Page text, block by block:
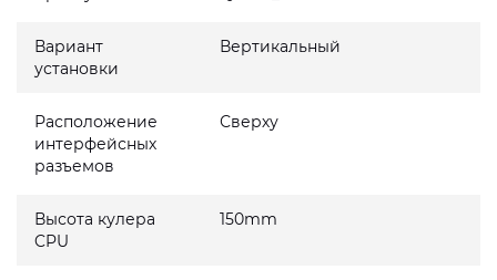
Вариант
установки
Вертикальный
Расположение
интерфейсных
разъемов
Сверху
Высота кулера
CPU
150mm